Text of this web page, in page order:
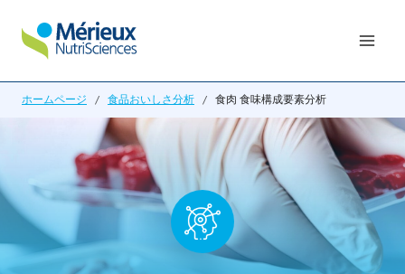
ス
ホームページ / 食品おいしさ分析 / 食肉 食味構成要素分析